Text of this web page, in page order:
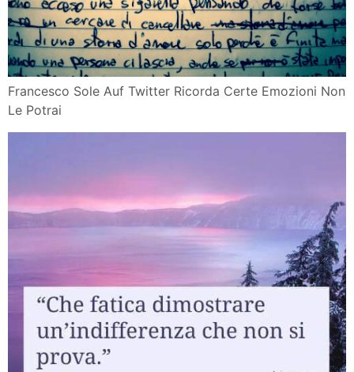
Francesco Sole Auf Twitter Ricorda Certe Emozioni Non
Le Potrai